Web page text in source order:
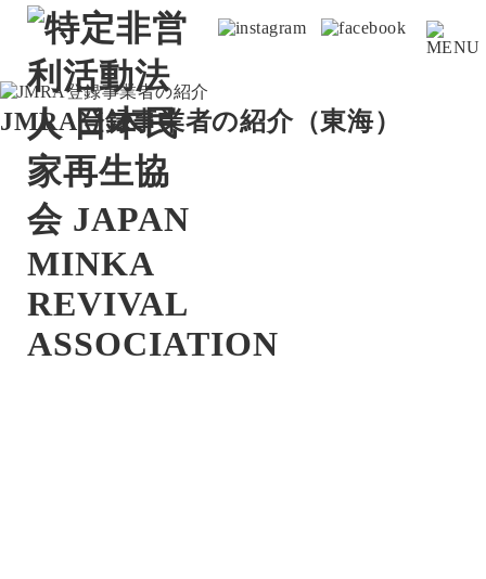
JMRA登録事業者の紹介（東海）